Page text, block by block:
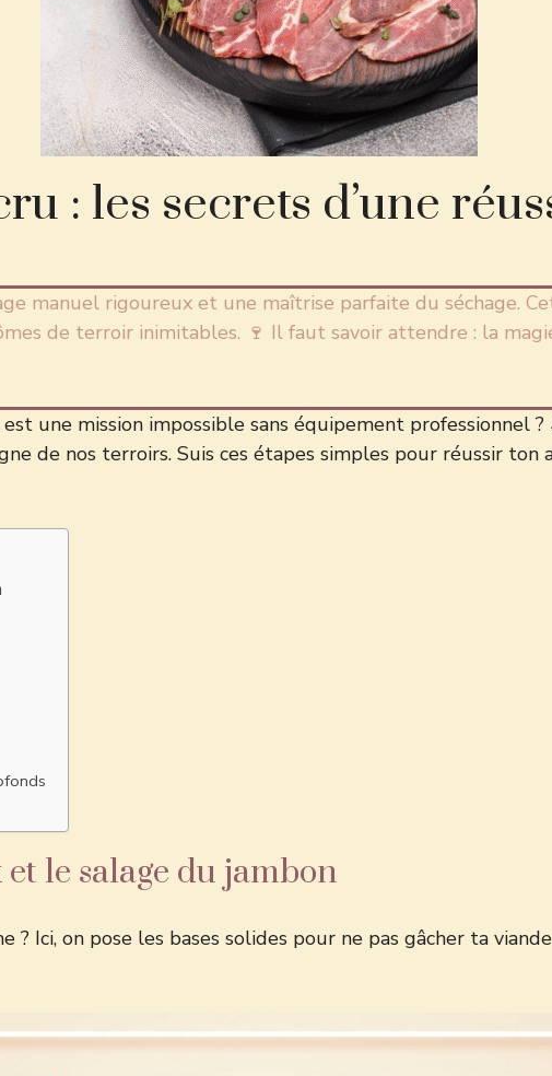
: les secrets d’une
manuel rigoureux et une maîtrise parfaite du séchage.
de terroir inimitables. 🍷 Il faut savoir attendre : la
une mission impossible sans équipement professionnel
de nos terroirs. Suis ces étapes simples pour réussir
le salage du jambon
Ici, on pose les bases solides pour ne pas gâcher ta